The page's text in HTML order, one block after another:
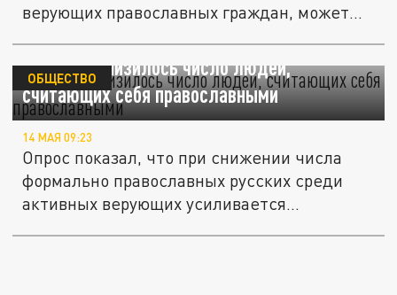
верующих православных граждан, может
В России снизилось число людей,
считающих себя православными
ОБЩЕСТВО
14 МАЯ 09:23
Опрос показал, что при снижении числа
формально православных русских среди
активных верующих усиливается...